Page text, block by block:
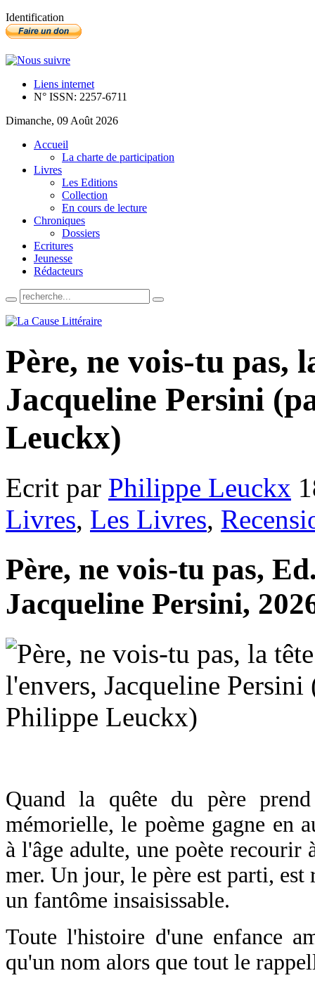
Identification
Liens internet
N° ISSN: 2257-6711
Dimanche, 09 Août 2026
Accueil
La charte de participation
Livres
Les Editions
Collection
En cours de lecture
Chroniques
Dossiers
Ecritures
Jeunesse
Rédacteurs
Père, ne vois-tu pas,
Jacqueline Persini
Leuckx)
Ecrit par Philippe Leuckx
Livres, Les Livres,
Père, ne vois-tu pas,
Jacqueline Persini,
Quand la quête du père
mémorielle, le poème gagne en
à l'âge adulte, une poète recourir
mer. Un jour, le père est parti, est
un fantôme insaisissable.
Toute l'histoire d'une enfance
qu'un nom alors que tout le